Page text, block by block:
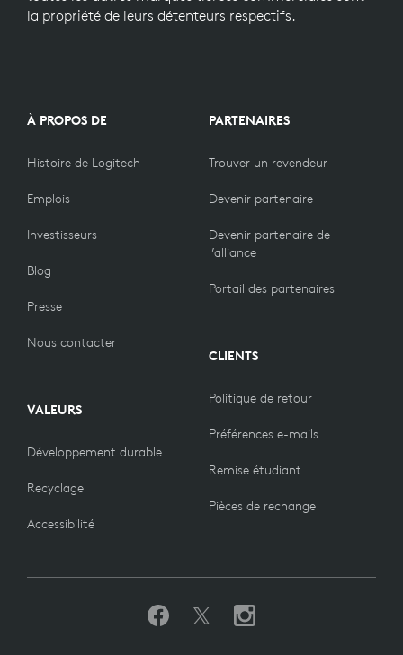
la propriété de leurs détenteurs respectifs.
À PROPOS DE
Histoire de Logitech
Emplois
Investisseurs
Blog
Presse
Nous contacter
VALEURS
Développement durable
Recyclage
Accessibilité
PARTENAIRES
Trouver un revendeur
Devenir partenaire
Devenir partenaire de
l’alliance
Portail des partenaires
CLIENTS
Politique de retour
Préférences e-mails
Remise étudiant
Pièces de rechange